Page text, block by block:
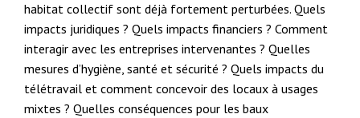
habitat collectif sont déjà fortement perturbées. Quels
impacts juridiques ? Quels impacts financiers ? Comment
interagir avec les entreprises intervenantes ? Quelles
mesures d’hygiène, santé et sécurité ? Quels impacts du
télétravail et comment concevoir des locaux à usages
mixtes ? Quelles conséquences pour les baux